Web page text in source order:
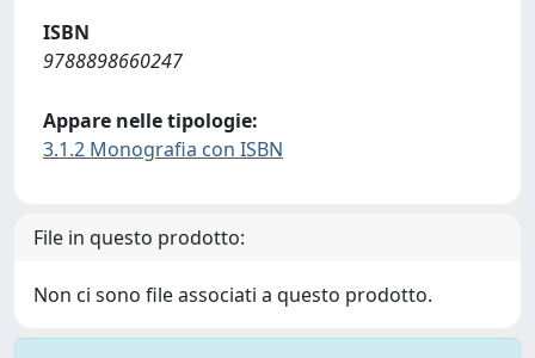
ISBN
9788898660247
Appare nelle tipologie:
3.1.2 Monografia con ISBN
File in questo prodotto:
Non ci sono file associati a questo prodotto.